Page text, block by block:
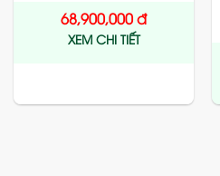
68,900,000đ
XEM CHI TIẾT